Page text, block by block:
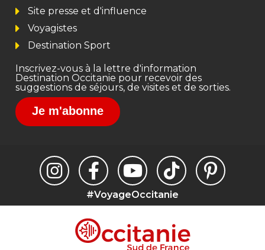
Site presse et d'influence
Voyagistes
Destination Sport
Inscrivez-vous à la lettre d'information
Destination Occitanie pour recevoir des
suggestions de séjours, de visites et de sorties.
Je m'abonne
#VoyageOccitanie